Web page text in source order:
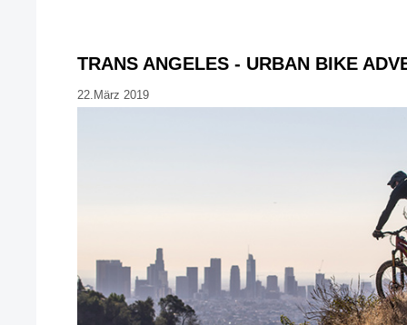
TRANS ANGELES - URBAN BIKE
22.März 2019